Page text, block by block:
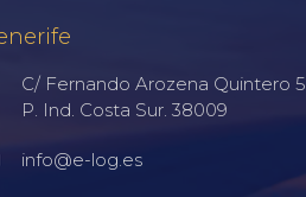
C/ Fernando Arozena Quintero 5
P. Ind. Costa Sur. 38009
info@e-log.es